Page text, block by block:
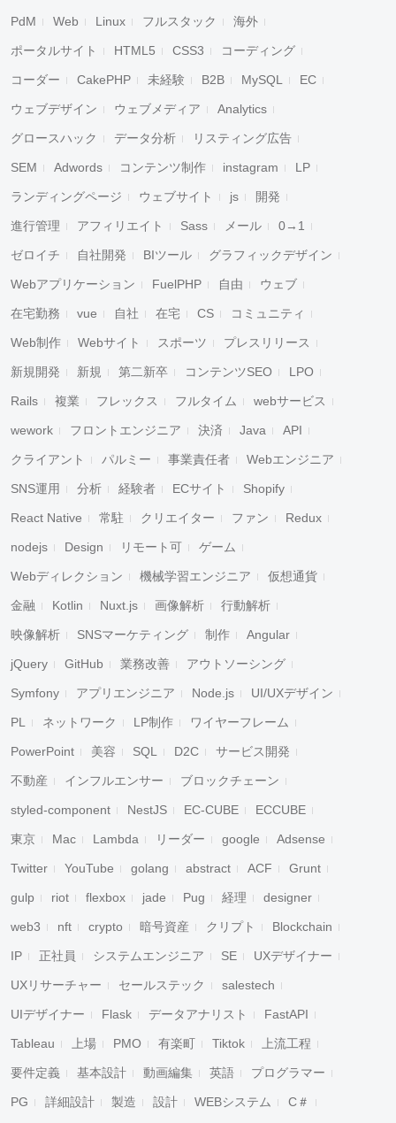
キャンセル 検索
PdM Web Linux フルスタック 海外
ポータルサイト HTML5 CSS3 コーディング
コーダー CakePHP 未経験 B2B MySQL EC
ウェブデザイン ウェブメディア Analytics
グロースハック データ分析 リスティング広告
SEM Adwords コンテンツ制作 instagram LP
ランディングページ ウェブサイト js 開発
進行管理 アフィリエイト Sass メール 0→1
ゼロイチ 自社開発 BIツール グラフィックデザイン
Webアプリケーション FuelPHP 自由 ウェブ
在宅勤務 vue 自社 在宅 CS コミュニティ
Web制作 Webサイト スポーツ プレスリリース
新規開発 新規 第二新卒 コンテンツSEO LPO
Rails 複業 フレックス フルタイム webサービス
wework フロントエンジニア 決済 Java API
クライアント パルミー 事業責任者 Webエンジニア
SNS運用 分析 経験者 ECサイト Shopify
React Native 常駐 クリエイター ファン Redux
nodejs Design リモート可 ゲーム
Webディレクション 機械学習エンジニア 仮想通貨
金融 Kotlin Nuxt.js 画像解析 行動解析
映像解析 SNSマーケティング 制作 Angular
jQuery GitHub 業務改善 アウトソーシング
Symfony アプリエンジニア Node.js UI/UXデザイン
PL ネットワーク LP制作 ワイヤーフレーム
PowerPoint 美容 SQL D2C サービス開発
不動産 インフルエンサー ブロックチェーン
styled-component NestJS EC-CUBE ECCUBE
東京 Mac Lambda リーダー google Adsense
Twitter YouTube golang abstract ACF Grunt
gulp riot flexbox jade Pug 経理 designer
web3 nft crypto 暗号資産 クリプト Blockchain
IP 正社員 システムエンジニア SE UXデザイナー
UXリサーチャー セールステック salestech
UIデザイナー Flask データアナリスト FastAPI
Tableau 上場 PMO 有楽町 Tiktok 上流工程
要件定義 基本設計 動画編集 英語 プログラマー
PG 詳細設計 製造 設計 WEBシステム C＃